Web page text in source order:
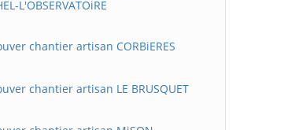
L'OBSERVATOiRE
chantier artisan CORBiERES
chantier artisan LE BRUSQUET